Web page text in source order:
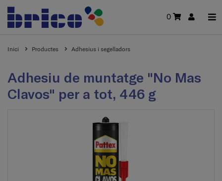
0
Inici Productes Adhesius i segelladors
Adhesiu de muntatge "No Mas
Clavos" per a tot, 446 g